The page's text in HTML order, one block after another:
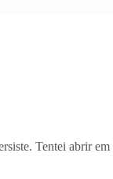
Tentei abrir